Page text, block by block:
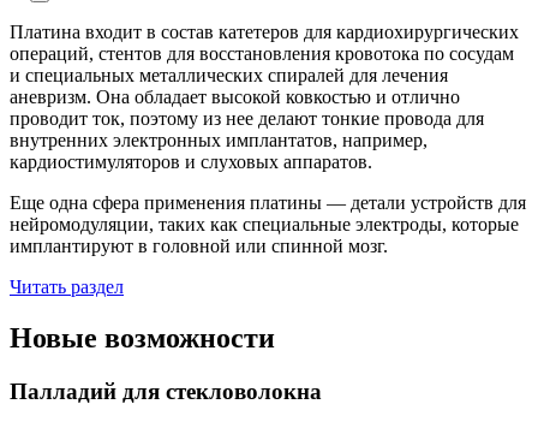
Платина входит в состав катетеров для кардиохирургических
операций, стентов для восстановления кровотока по сосудам
и специальных металлических спиралей для лечения
аневризм. Она обладает высокой ковкостью и отлично
проводит ток, поэтому из нее делают тонкие провода для
внутренних электронных имплантатов, например,
кардиостимуляторов и слуховых аппаратов.
Еще одна сфера применения платины — детали устройств для
нейромодуляции, таких как специальные электроды, которые
имплантируют в головной или спинной мозг.
Читать раздел
Новые возможности
Палладий для стекловолокна